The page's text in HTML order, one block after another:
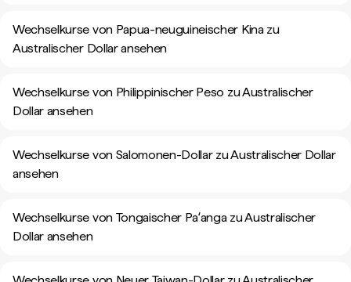
Wechselkurse von Papua-neuguineischer Kina zu
Australischer Dollar ansehen
Wechselkurse von Philippinischer Peso zu Australischer
Dollar ansehen
Wechselkurse von Salomonen-Dollar zu Australischer Dollar
ansehen
Wechselkurse von Tongaischer Paʻanga zu Australischer
Dollar ansehen